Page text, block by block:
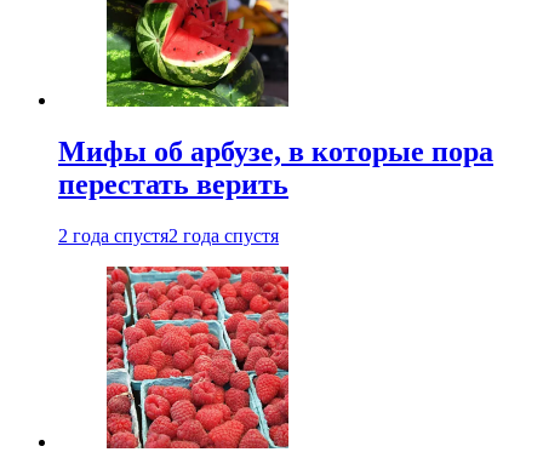
Мифы об арбузе, в которые пора
перестать верить
2 года спустя2 года спустя